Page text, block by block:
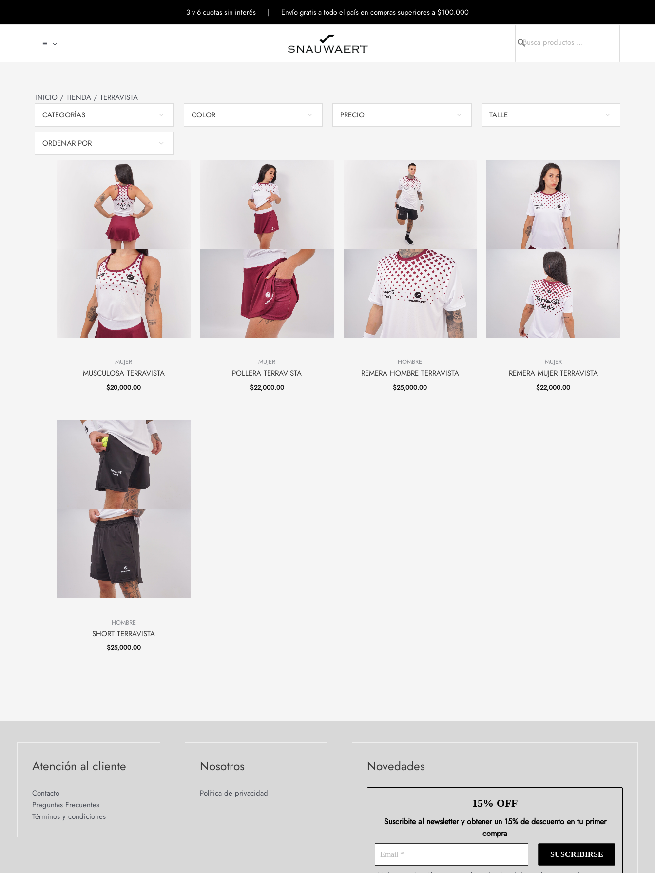
3 y 6 cuotas sin interés | Envío gratis a todo el país en compras superiores a $100.000
≡
for:
INICIO / TIENDA / TERRAVISTA
CATEGORÍAS
COLOR PRECIO TALLE
ORDENAR POR
MUJER
MUSCULOSA TERRAVISTA
$20,000.00
MUJER
POLLERA TERRAVISTA
$22,000.00
HOMBRE
REMERA HOMBRE TERRAVISTA
$25,000.00
MUJER
REMERA MUJER TERRAVISTA
$22,000.00
HOMBRE
SHORT TERRAVISTA
$25,000.00
Atención al cliente
Contacto
Preguntas Frecuentes
Términos y condiciones
Nosotros
Política de privacidad
Novedades
15% OFF
Suscribite al newsletter y obtener un 15% de descuento en tu primer
compra